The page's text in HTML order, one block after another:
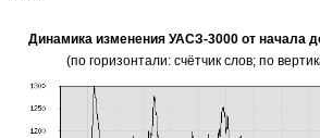
Динамика изменения УАСЗ-3000 от начала
(по горизонтали: счётчик слов; по